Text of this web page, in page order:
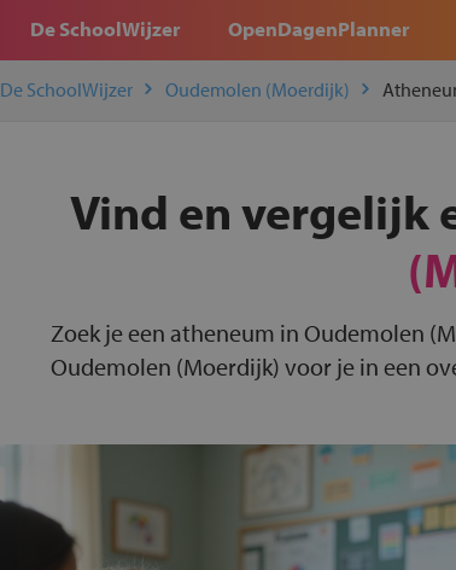
De SchoolWijzer OpenDagenPlanner
De SchoolWijzer Oudemolen (Moerdijk)
Vind en vergelijk
Zoek je een atheneum in Oudemolen
Oudemolen (Moerdijk) voor je in een